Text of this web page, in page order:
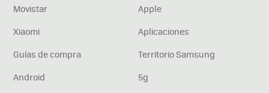
Movistar
Apple
Xiaomi
Aplicaciones
Guías de compra
Territorio Samsung
Android
5g